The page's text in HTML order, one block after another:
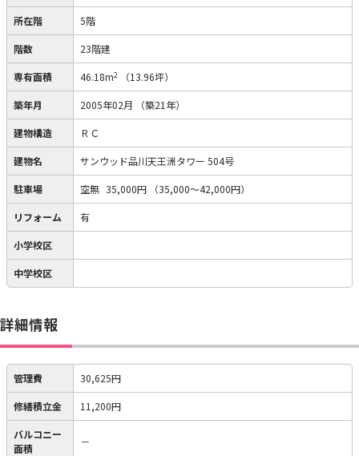
所在階 5階
階数 23階建
専有面積 46.18m2 （13.96坪）
築年月 2005年02月 （築21年）
建物構造 ＲＣ
建物名 サンウッド品川天王洲タワー 504号
駐車場 空無 35,000円 （35,000～42,000円）
リフォーム 有
小学校区
中学校区
詳細情報
管理費 30,625円
修繕積立金 11,200円
バルコニー
面積
－